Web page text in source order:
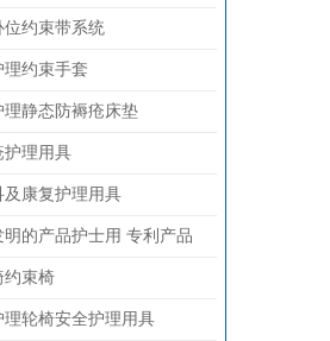
位约束带系统
理约束手套
理静态防褥疮床垫
护理用具
及康复护理用具
明的产品护士用 专利产品
约束椅
理轮椅安全护理用具